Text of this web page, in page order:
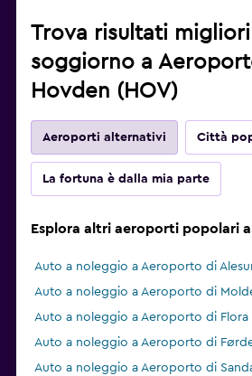
Trova risultati
soggiorno a
Hovden (HOV)
Aeroporti alternativi Città
La fortuna è dalla mia parte
Esplora altri aeroporti popolari a
Auto a noleggio a Aeroporto di
Auto a noleggio a Aeroporto di
Auto a noleggio a Aeroporto di Flora
Auto a noleggio a Aeroporto di
Auto a noleggio a Aeroporto di